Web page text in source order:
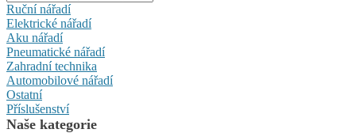
Ruční nářadí
Elektrické nářadí
Aku nářadí
Pneumatické nářadí
Zahradní technika
Automobilové nářadí
Ostatní
Příslušenství
Naše kategorie